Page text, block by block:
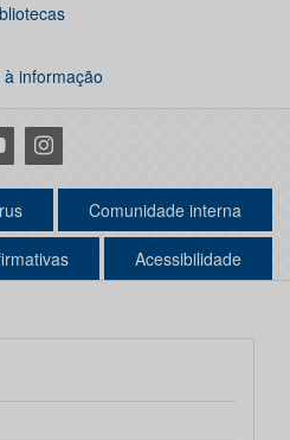
à informação
Instagram
Comunidade interna
Acessibilidade